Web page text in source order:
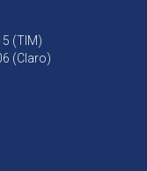
(TIM)
(Claro)